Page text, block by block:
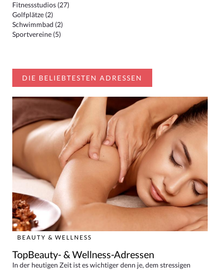
Fitnessstudios (27)
Golfplätze (2)
Schwimmbad (2)
Sportvereine (5)
DIE BELIEBTESTEN ADRESSEN
BEAUTY & WELLNESS
TopBeauty- & Wellness-Adressen
In der heutigen Zeit ist es wichtiger denn je, dem stressigen